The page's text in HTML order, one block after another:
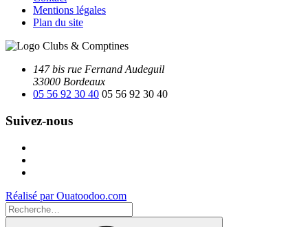
Mentions légales
Plan du site
147 bis rue Fernand Audeguil
33000 Bordeaux
05 56 92 30 40 05 56 92 30 40
Suivez-nous
Réalisé par Ouatoodoo.com
Recherche
pour